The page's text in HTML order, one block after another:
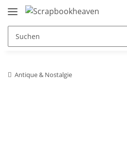
Antique & Nostalgie